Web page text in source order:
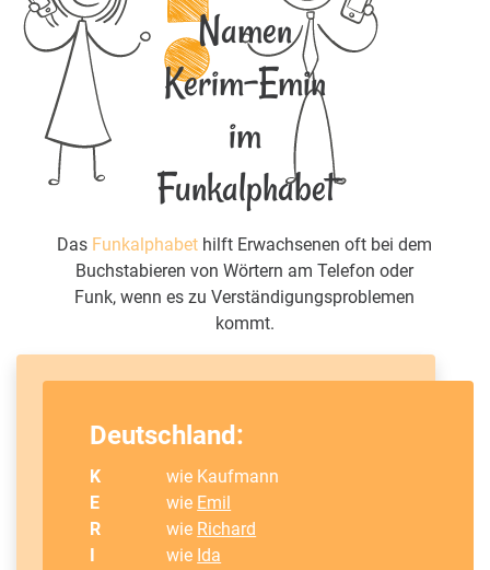
Namen
Kerim-Emin
im
Funkalphabet
Das Funkalphabet hilft Erwachsenen oft bei dem
Buchstabieren von Wörtern am Telefon oder
Funk, wenn es zu Verständigungsproblemen
kommt.
Deutschland:
K
wie Kaufmann
E
wie Emil
R
wie Richard
wie Ida